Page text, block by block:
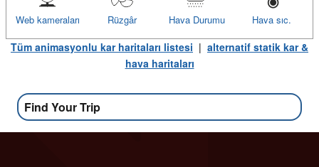
Hava sıc.
Hava Durumu
Rüzgâr
Web kameraları
Tüm animasyonlu kar haritaları listesi | alternatif statik kar &
hava haritaları
Find Your Trip